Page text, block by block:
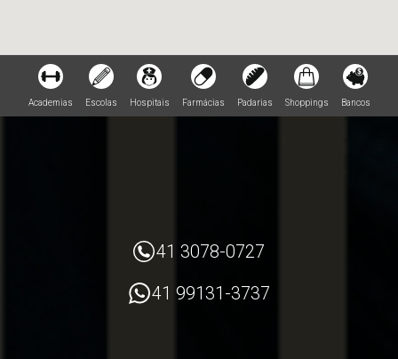
Academias Escolas Hospitais Farmácias Padarias Shoppings Bancos
41 3078-0727
41 99131-3737